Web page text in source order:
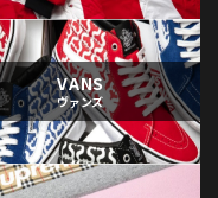
VANS
ヴァンズ